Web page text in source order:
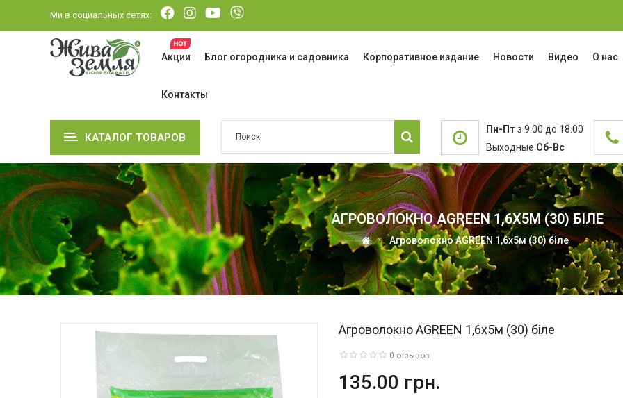
Ми в социальных сетях:
Акции Блог огородника и садовника Корпоративное издание Новости Видео О нас
Контакты
КАТАЛОГ ТОВАРОВ
Пн-Птз 9.00 до 18.00
Выходные Сб-Вс
АГРОВОЛОКНО AGREEN 1,6Х5М (30) БІЛЕ
Агроволокно AGREEN 1,6х5м (30) біле
Агроволокно AGREEN 1,6х5м (30) біле
0 отзывов
135.00 грн.